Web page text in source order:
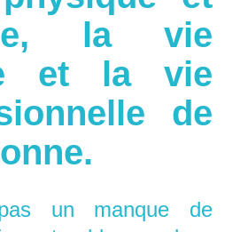
la vie
et la vie
de
un manque de